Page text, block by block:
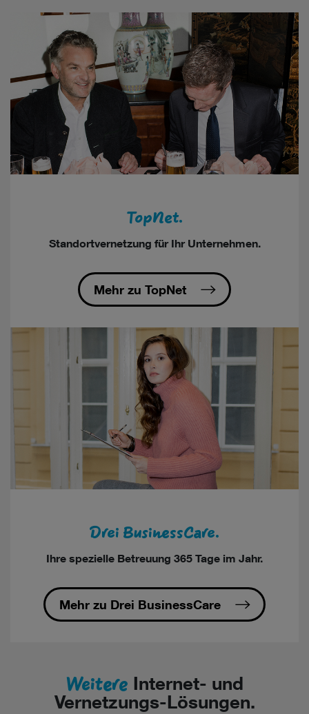
TopNet.
Standortvernetzung für Ihr Unternehmen.
Mehr zu TopNet
Drei BusinessCare.
Ihre spezielle Betreuung 365 Tage im Jahr.
Mehr zu Drei BusinessCare
Weitere Internet- und
Vernetzungs-Lösungen.